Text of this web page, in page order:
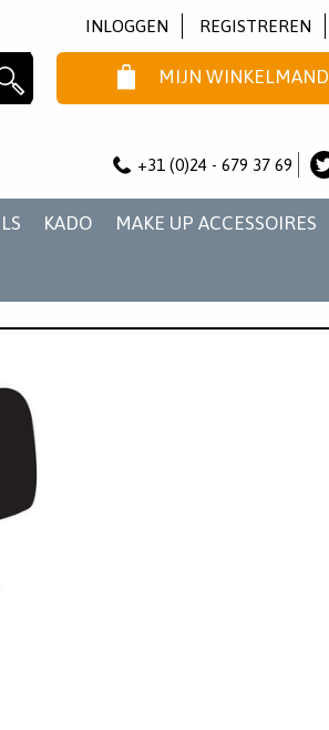
INLOGGEN REGISTREREN
MIJN WINKELMAND
+31 (0)24 - 679 37 69
KADO MAKE UP ACCESSOIRES